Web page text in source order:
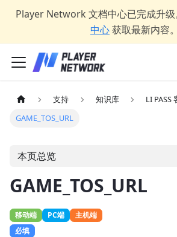
Player Network 文档中心已完成升级
中心获取最新内容。
支持 知识库
LI PASS
GAME_TOS_URL
本页总览
GAME_TOS_URL
移动端 PC端
主机端
必填